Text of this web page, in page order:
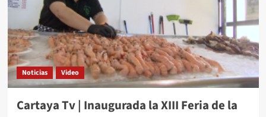
Noticias Video
Cartaya Tv | Inaugurada la XIII Feria de la